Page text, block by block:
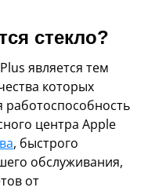
стекло?
является тем
которых
центра Apple
, быстрого
обслуживания,
от